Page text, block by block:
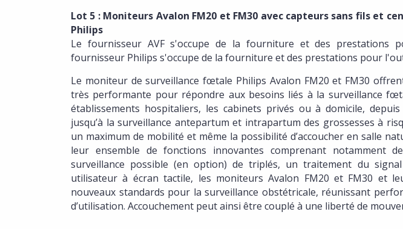
Lot 5 : Moniteurs Avalon FM20 et FM30 avec capteurs sans fils et
Philips
Le fournisseur AVF s'occupe de la fourniture et des prestations
fournisseur Philips s'occupe de la fourniture et des prestations pour
Le moniteur de surveillance fœtale Philips Avalon FM20 et FM30
très performante pour répondre aux besoins liés à la surveillance
établissements hospitaliers, les cabinets privés ou à domicile,
jusqu’à la surveillance antepartum et intrapartum des grossesses à
un maximum de mobilité et même la possibilité d’accoucher en salle
leur ensemble de fonctions innovantes comprenant notamment
surveillance possible (en option) de triplés, un traitement du
utilisateur à écran tactile, les moniteurs Avalon FM20 et FM30 et
nouveaux standards pour la surveillance obstétricale, réunissant
d’utilisation. Accouchement peut ainsi être couplé à une liberté de